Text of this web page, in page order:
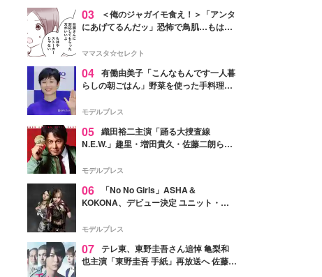
03
＜俺のジャガイモ食え！＞「アンタ
にあげてるんだッ」恐怖で鳥肌…もはや
ママスタ☆セレクト
04 有働由美子「こんなもんです一人暮
らしの朝ごはん」野菜を使った手料理公
そう」と反響
モデルプレス
05 織田裕二主演「踊る大捜査線
N.E.W.」趣里・増田貴久・佐藤二朗ら新
徴する“謎のキーワード”も
モデルプレス
06
「No No Girls」ASHA＆
KOKONA、デビュー決定 ユニット・
リリースへ
モデルプレス
07 テレ東、東野圭吾さん追悼 亀梨和
也主演「東野圭吾 手紙」再放送へ 佐藤隆